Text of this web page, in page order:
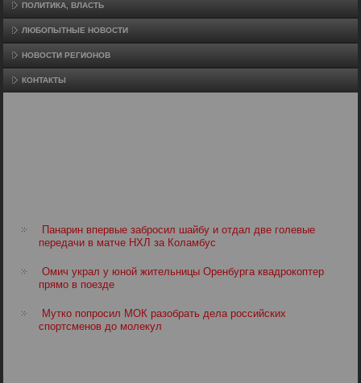
ПОЛИТИКА, ВЛАСТЬ
ЛЮБОПЫТНЫЕ НОВОСТИ
НОВОСТИ РЕГИОНОВ
КОНТАКТЫ
Панарин впервые забросил шайбу и отдал две голевые
передачи в матче НХЛ за Коламбус
Омич украл у юной жительницы Оренбурга квадрокоптер
прямо в поезде
Мутко попросил МОК разобрать дела российских
спортсменов до молекул